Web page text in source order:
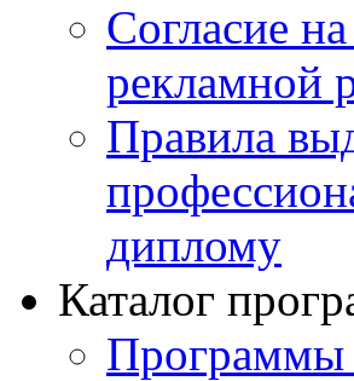
Согласие
рекламной
Правила
диплому
Каталог
Программы